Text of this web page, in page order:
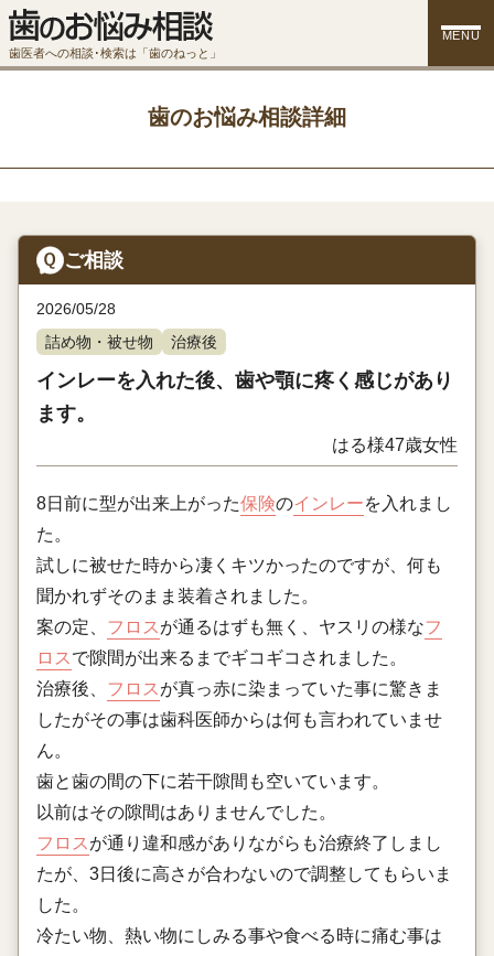
歯医者への相談･検索は「歯のねっと」
MENU
歯のお悩み相談詳細
ご相談
2026/05/28
詰め物・被せ物
治療後
インレーを入れた後、歯や顎に疼く感じがあり
ます。
はる様47歳女性
8日前に型が出来上がった保険のインレーを入れまし
た。
試しに被せた時から凄くキツかったのですが、何も
聞かれずそのまま装着されました。
案の定、 フロス が通るはずも無く、ヤスリの様なフ
ロス で隙間が出来るまでギコギコされました。
治療後、 フロス が真っ赤に染まっていた事に驚きま
したがその事は歯科医師からは何も言われていませ
ん。
歯と歯の間の下に若干隙間も空いています。
以前はその隙間はありませんでした。
フロス が通り違和感がありながらも治療終了しまし
たが、3日後に高さが合わないので調整してもらいま
した。
冷たい物、熱い物にしみる事や食べる時に痛む事は